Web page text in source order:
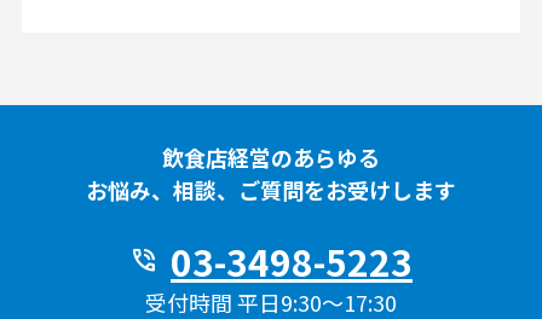
飲食店経営のあらゆる
お悩み、相談、ご質問をお受けします
phone_in_talk 03-3498-5223
受付時間 平日9:30〜17:30